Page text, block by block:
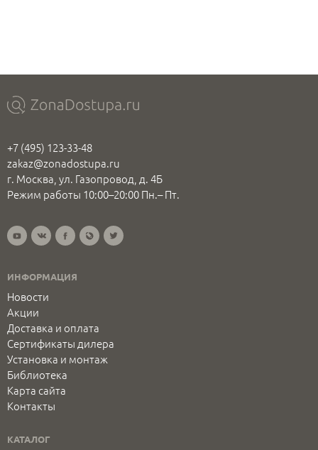
+7 (495) 123-33-48
zakaz@zonadostupa.ru
г. Москва, ул. Газопровод, д. 4Б
Режим работы 10:00–20:00 Пн.– Пт.
ИНФОРМАЦИЯ
Новости
Акции
Доставка и оплата
Сертификаты дилера
Установка и монтаж
Библиотека
Карта сайта
Контакты
КАТАЛОГ